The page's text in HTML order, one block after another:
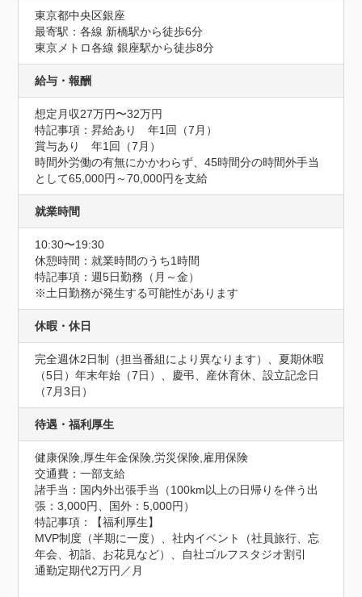
東京都中央区銀座
最寄駅：各線 新橋駅から徒歩6分
東京メトロ各線 銀座駅から徒歩8分
給与・報酬
想定月収27万円〜32万円
特記事項：昇給あり　年1回（7月）
賞与あり　年1回（7月）
時間外労働の有無にかかわらず、45時間分の時間外手当
として65,000円～70,000円を支給
就業時間
10:30〜19:30
休憩時間：就業時間のうち1時間
特記事項：週5日勤務（月～金）
※土日勤務が発生する可能性があります
休暇・休日
完全週休2日制（担当番組により異なります）、夏期休暇
（5日）年末年始（7日）、慶弔、産休育休、設立記念日
（7月3日）
待遇・福利厚生
健康保険,厚生年金保険,労災保険,雇用保険
交通費：一部支給
諸手当：国内外出張手当（100km以上の日帰りを伴う出
張：3,000円、国外：5,000円）
特記事項：【福利厚生】
MVP制度（半期に一度）、社内イベント（社員旅行、忘
年会、初詣、お花見など）、自社ゴルフスタジオ割引
通勤定期代2万円／月